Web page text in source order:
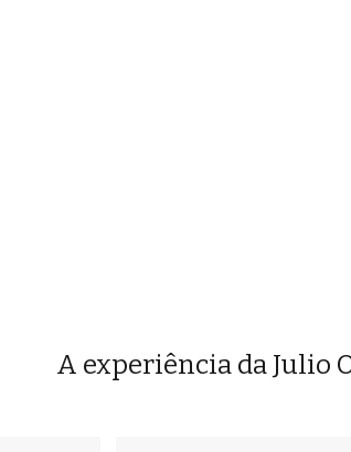
A experiência da Julio